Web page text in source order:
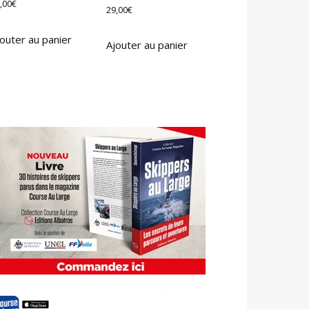
€
au panier
29,00€
Ajouter au panier